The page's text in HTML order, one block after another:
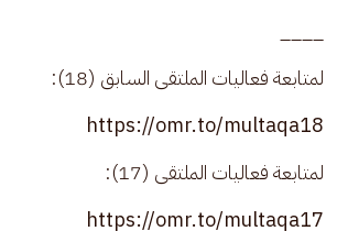
لمتابعة فعاليات الملتقى السابق (18):
https://omr.to/multaqa18
لمتابعة فعاليات الملتقى (17):
https://omr.to/multaqa17